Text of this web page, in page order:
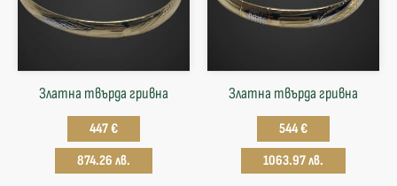
Златна твърда гривнa
447 €
874.26 лв.
Златна твърда гривнa
544 €
1063.97 лв.